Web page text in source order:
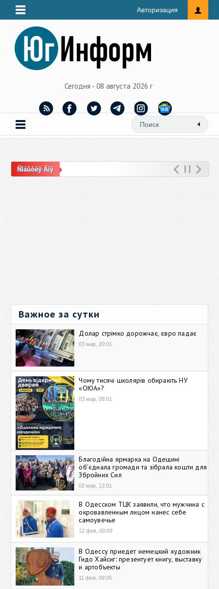
Авторизация
Сегодня - 08 августа 2026 г
Ñîáûòèÿ Äíÿ
Важное за сутки
Долар стрімко дорожчає, євро падає
03 мар, 20:01
Чому тисячі школярів обирають НУ
«ОЮА»?
03 мар, 08:01
Благодійна ярмарка на Одещині
об’єднала громади та зібрала кошти для
Збройних Сил
02 мар, 12:01
В Одесском ТЦК заявили, что мужчина с
окровавленным лицом нанес себе
самоувечье
12 фев, 00:09
В Одессу приедет немецкий художник
Гидо Хайсиг: презентует книгу, выставку
и артобъекты
11 фев, 09:05